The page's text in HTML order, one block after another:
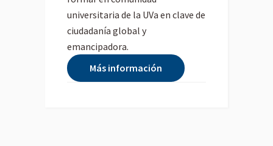
universitaria de la UVa en clave de
ciudadanía global y
emancipadora.
Más información